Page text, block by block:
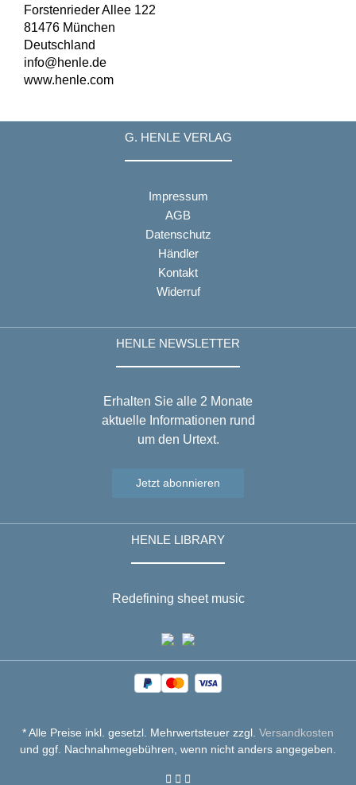
Forstenrieder Allee 122
81476 München
Deutschland
info@henle.de
www.henle.com
G. HENLE VERLAG
Impressum
AGB
Datenschutz
Händler
Kontakt
Widerruf
HENLE NEWSLETTER
Erhalten Sie alle 2 Monate
aktuelle Informationen rund
um den Urtext.
Jetzt abonnieren
HENLE LIBRARY
Redefining sheet music
* Alle Preise inkl. gesetzl. Mehrwertsteuer zzgl. Versandkosten
und ggf. Nachnahmegebühren, wenn nicht anders angegeben.